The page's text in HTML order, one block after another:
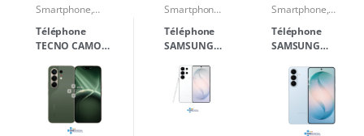
Smartphone,
Téléphone
TECNO CAMON
Mémoire 256
Ecran 6.78
Smartphone,
Téléphone
SAMSUNG
Ultra Ram
16 Go Rom
1 To 6.9
Smartphone,
Téléphone
SAMSUNG
Ram 12 Go Rom
512 Go 6.7